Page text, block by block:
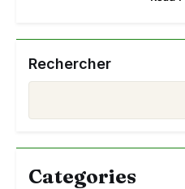
Rechercher
Categories